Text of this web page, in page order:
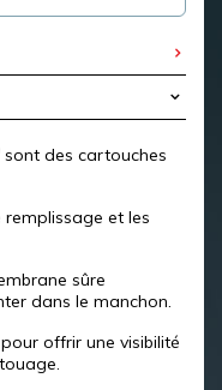
sont des cartouches
et les
sûre
dans le manchon.
offrir une visibilité